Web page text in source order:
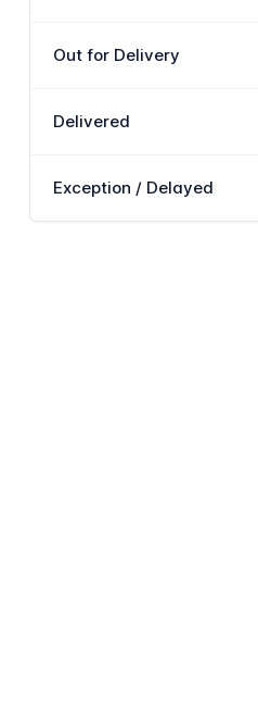
Out for Delivery
Delivered
Exception / Delayed